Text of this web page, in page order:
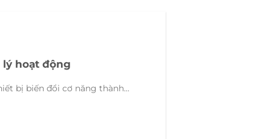
lý hoạt động
bị biến đổi cơ năng thành...